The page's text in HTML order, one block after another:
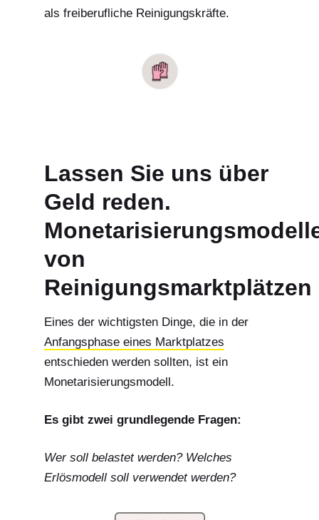
als freiberufliche Reinigungskräfte.
Lassen Sie uns über
Geld reden.
von
Reinigungsmarktplätzen
Eines der wichtigsten Dinge, die in der
Anfangsphase eines Marktplatzes
entschieden werden sollten, ist ein
Monetarisierungsmodell.
Es gibt zwei grundlegende Fragen:
Wer soll belastet werden? Welches
Erlösmodell soll verwendet werden?